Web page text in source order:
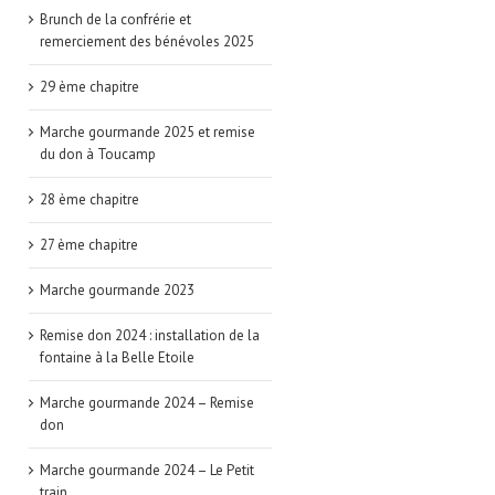
Brunch de la confrérie et
remerciement des bénévoles 2025
29 ème chapitre
Marche gourmande 2025 et remise
du don à Toucamp
28 ème chapitre
27 ème chapitre
Marche gourmande 2023
Remise don 2024 : installation de la
fontaine à la Belle Etoile
Marche gourmande 2024 – Remise
don
Marche gourmande 2024 – Le Petit